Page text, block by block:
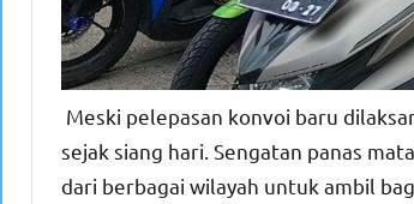
Meski pelepasan konvoi baru
sejak siang hari. Sengatan panas
dari berbagai wilayah untuk ambil